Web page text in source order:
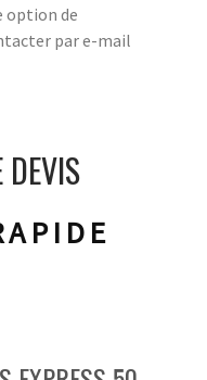
option de
par e-mail
DEVIS